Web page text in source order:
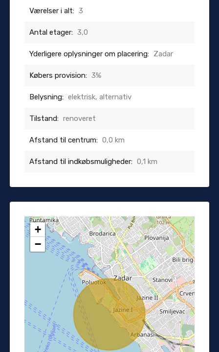
Værelser i alt: 3
Antal etager: 3,0
Yderligere oplysninger om placering: Zadar
Købers provision: 3%
Belysning: elektrisk, alternativ
Tilstand: renoveret
Afstand til centrum: 0,0 km
Afstand til indkøbsmuligheder: 0,1 km
+
−